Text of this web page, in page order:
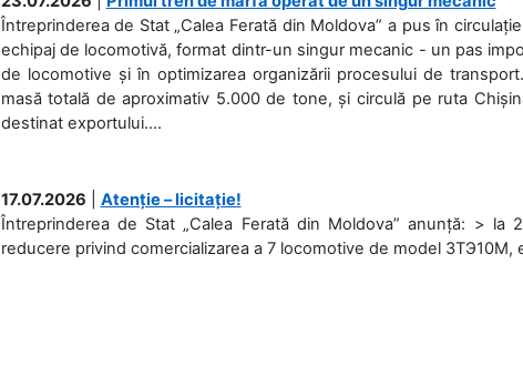
Întreprinderea de Stat „Calea Ferată din Moldova” a pus în
echipaj de locomotivă, format dintr-un singur mecanic - un pas
de locomotive și în optimizarea organizării procesului de
masă totală de aproximativ 5.000 de tone, și circulă pe ruta
destinat exportului....
17.07.2026
Atenție – licitație!
Întreprinderea de Stat „Calea Ferată din Moldova” anunță: > la
reducere privind comercializarea a 7 locomotive de model 3ТЭ10М,